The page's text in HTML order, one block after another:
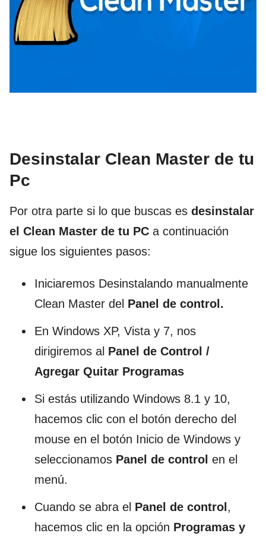
Desinstalar Clean Master de tu
Pc
Por otra parte si lo que buscas es desinstalar
el Clean Master de tu PC a continuación
sigue los siguientes pasos:
Iniciaremos Desinstalando manualmente
Clean Master del Panel de control.
En Windows XP, Vista y 7, nos
dirigiremos al Panel de Control /
Agregar Quitar Programas
Si estás utilizando Windows 8.1 y 10,
hacemos clic con el botón derecho del
mouse en el botón Inicio de Windows y
seleccionamos Panel de control en el
menú.
Cuando se abra el Panel de control,
hacemos clic en la opción Programas y